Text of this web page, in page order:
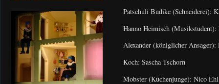
Patschuli Budike (Schneiderei):
Hanno Heimisch
Alexander (königlicher Ansager):
Koch: Sascha Tschorn
Mobster (Küchenjunge): Nico Ehl